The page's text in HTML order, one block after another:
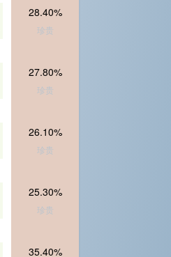
28.40%
珍贵
27.80%
珍贵
26.10%
珍贵
25.30%
珍贵
35.40%